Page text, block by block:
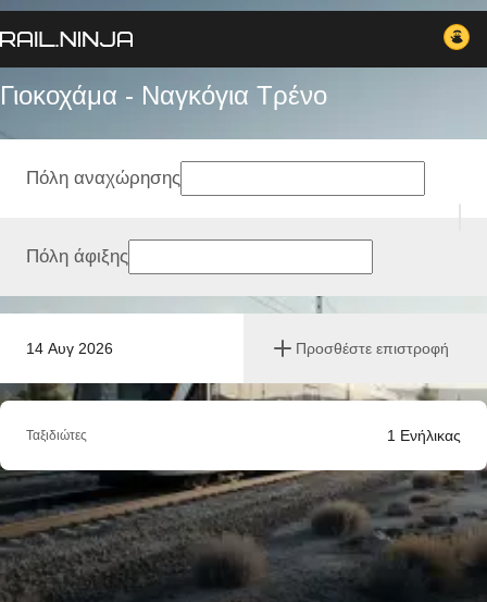
Γιοκοχάμα - Ναγκόγια Tρένο
14 Αυγ 2026 Προσθέστε επιστροφή
Πόλη αναχώρησης
Πόλη άφιξης
Ταξιδιώτες 1 Ενήλικας